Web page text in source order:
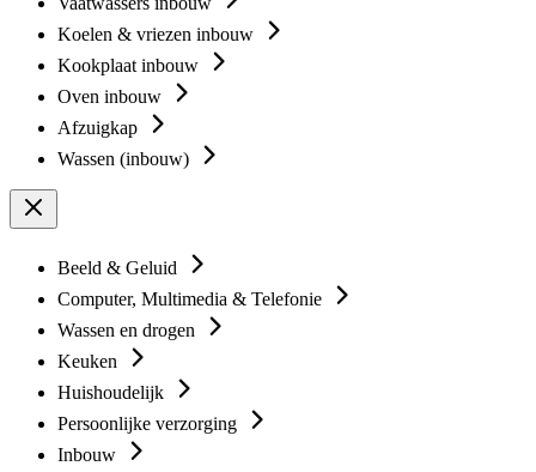
Koelen & vriezen inbouw
Kookplaat inbouw
Oven inbouw
Afzuigkap
Wassen (inbouw)
Beeld & Geluid
Computer, Multimedia & Telefonie
Wassen en drogen
Keuken
Huishoudelijk
Persoonlijke verzorging
Inbouw